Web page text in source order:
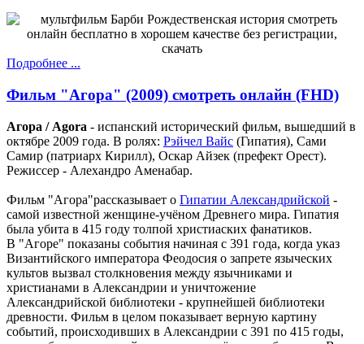
Подробнее ...
Фильм "Агора" (2009) смотреть онлайн (FHD)
Агора / Agora - испанский исторический фильм, вышедший в
октябре 2009 года. В ролях: Рэйчел Вайс (Гипатия), Сами
Самир (патриарх Кирилл), Оскар Айзек (префект Орест).
Режиссер - Алехандро Аменабар.
Фильм "Агора"рассказывает о Гипатии Александрийской -
самой известной женщине-учёном Древнего мира. Гипатия
была убита в 415 году толпой христиаских фанатиков.
В "Агоре" показаны события начиная с 391 года, когда указ
Византийского императора Феодосия о запрете языческих
культов вызвал столкновения между язычниками и
христианами в Александрии и уничтожение
Александрийской библиотеки - крупнейшей библиотеки
древности. Фильм в целом показывает верную картину
событий, происходивших в Александрии с 391 по 415 годы,